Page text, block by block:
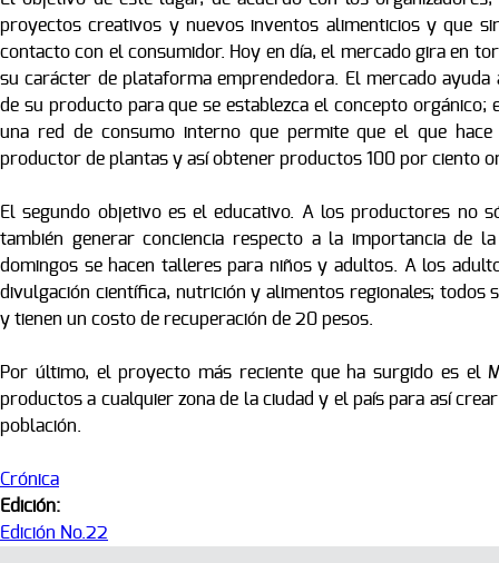
proyectos creativos y nuevos inventos alimenticios y que
contacto con el consumidor. Hoy en día, el mercado gira en
su carácter de plataforma emprendedora. El mercado
de su producto para que se establezca el concepto
una red de consumo interno que permite que el que
productor de plantas y así obtener productos 100 por ciento
El segundo objetivo es el educativo. A los productores no
también generar conciencia respecto a la importancia de
domingos se hacen talleres para niños y adultos. A los
divulgación científica, nutrición y alimentos regionales; todos
y tienen un costo de recuperación de 20 pesos.
Por último, el proyecto más reciente que ha surgido es el
productos a cualquier zona de la ciudad y el país para así
población.
Crónica
Edición:
Edición No.22